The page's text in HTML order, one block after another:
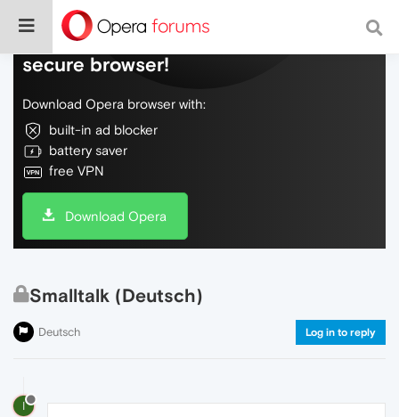
Do more on the web, with a fast and
secure browser!
Download Opera browser with:
built-in ad blocker
battery saver
free VPN
Download Opera
Smalltalk (Deutsch)
Deutsch Log in to reply
I